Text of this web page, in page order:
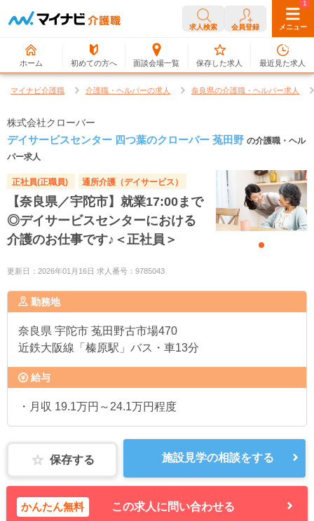
求人検索 会員登録 メニュー
ホーム 初めての方へ 面談会場一覧
0
保存した求人
1
最近見た求人
マイナビ介護職 介護職・ヘルパーの求人 奈良県の介護職・ヘルパー求人
株式会社クローバー
デイサービスセンター 四つ葉のクローバー 菟田野 の介護職・ヘル
パー求人
正社員(正職員) 通所介護（デイサービス）
【奈良県／宇陀市】就業17:00まで
◎デイサービスセンターにおける
介護のお仕事です♪＜正社員＞
更新日：2026年01月16日 求人番号：9785043
勤務地
奈良県 宇陀市 菟田野古市場470
近鉄大阪線「榛原駅」バス・車13分
給与
・月収 19.1万円～24.1万円程度
保存する 施設見学の相談をする
かんたん無料 この求人に問い合わせる